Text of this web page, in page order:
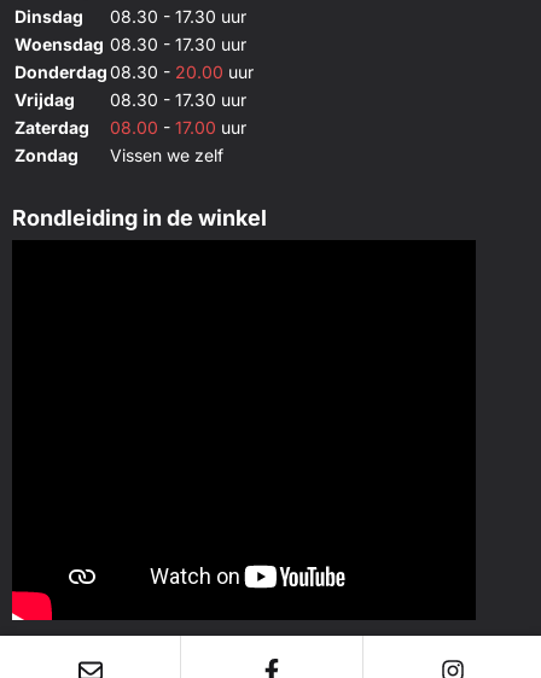
Dinsdag
08.30 - 17.30 uur
Woensdag 08.30 - 17.30 uur
Donderdag08.30 - 20.00 uur
Vrijdag
08.30 - 17.30 uur
Zaterdag
08.00 - 17.00 uur
Zondag
Vissen we zelf
Rondleiding in de winkel
KvK: 42088769 - Btw: NL869658864B01